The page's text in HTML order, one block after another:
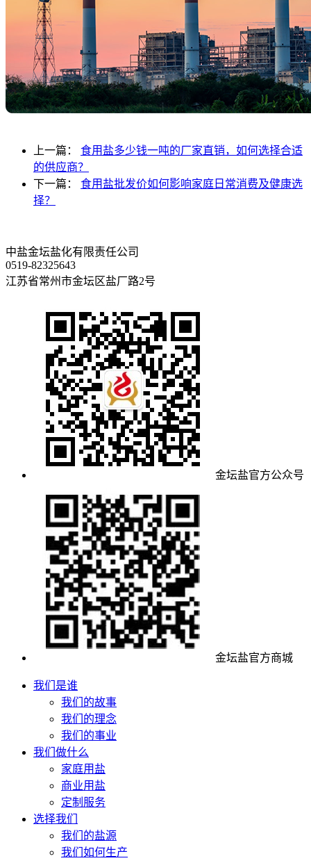
上一篇： 食用盐多少钱一吨的厂家直销，如何选择合适
的供应商？
下一篇： 食用盐批发价如何影响家庭日常消费及健康选
择？
中盐金坛盐化有限责任公司
0519-82325643
江苏省常州市金坛区盐厂路2号
金坛盐官方公众号
金坛盐官方商城
我们是谁
我们的故事
我们的理念
我们的事业
我们做什么
家庭用盐
商业用盐
定制服务
选择我们
我们的盐源
我们如何生产